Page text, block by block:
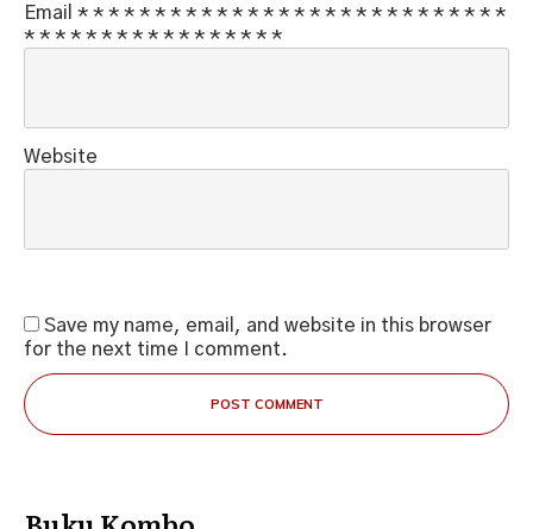
Email * * * * * * * * * * * * * * * * * * * * * * * * * * * *
* * * * * * * * * * * * * * * * *
Website
Save my name, email, and website in this browser
for the next time I comment.
POST COMMENT